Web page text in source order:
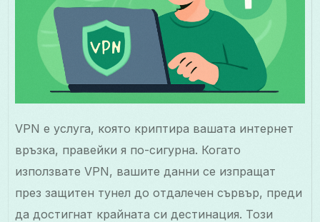
VPN е услуга, която криптира вашата интернет
връзка, правейки я по-сигурна. Когато
използвате VPN, вашите данни се изпращат
през защитен тунел до отдалечен сървър, преди
да достигнат крайната си дестинация. Този